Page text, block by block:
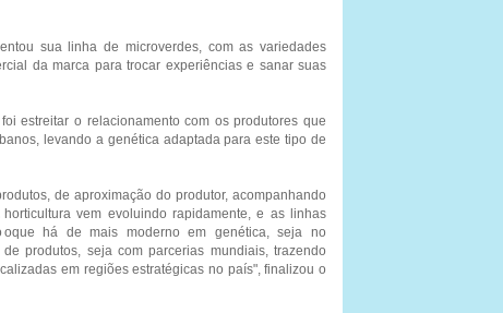
sua linha de microverdes, com as variedades
da marca para trocar experiências e sanar suas
estreitar o relacionamento com os produtores que
levando a genética adaptada para este tipo de
de aproximação do produtor, acompanhando
vem evoluindo rapidamente, e as linhas
oque há de mais moderno em genética, seja no
produtos, seja com parcerias mundiais, trazendo
em regiões estratégicas no país", finalizou o